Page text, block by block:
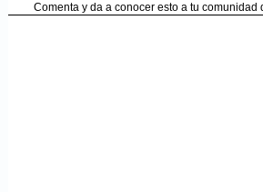
Comenta y da a conocer esto a tu